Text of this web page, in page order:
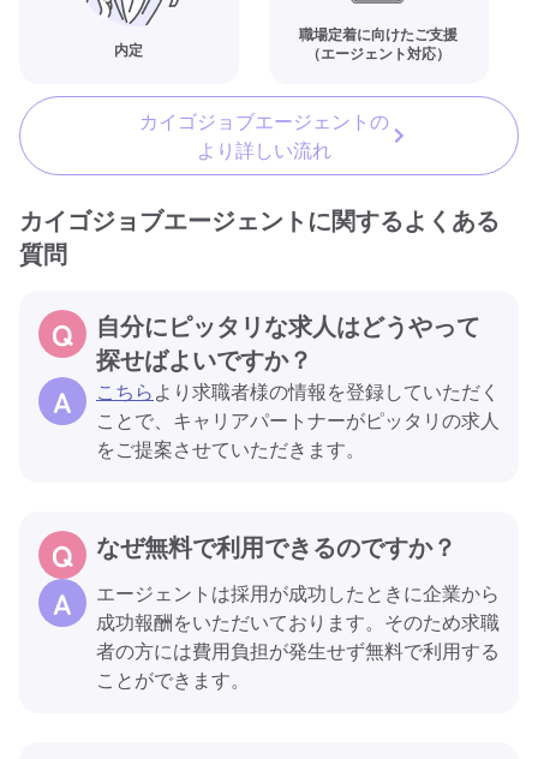
内定
職場定着に向けたご支援
（エージェント対応）
カイゴジョブエージェントの
より詳しい流れ
カイゴジョブエージェントに関するよくある
質問
自分にピッタリな求人はどうやって
探せばよいですか？
こちらより求職者様の情報を登録していただく
ことで、キャリアパートナーがピッタリの求人
をご提案させていただきます。
なぜ無料で利用できるのですか？
エージェントは採用が成功したときに企業から
成功報酬をいただいております。そのため求職
者の方には費用負担が発生せず無料で利用する
ことができます。